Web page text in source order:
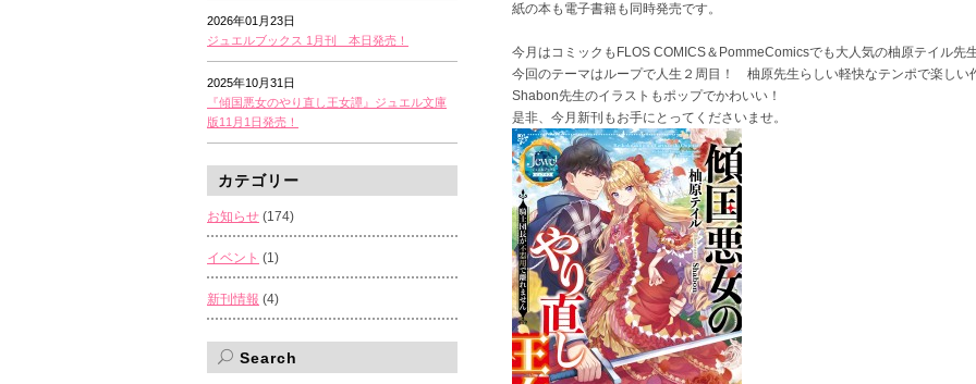
2026年01月23日
ジュエルブックス 1月刊 本日発売！
2025年10月31日
『傾国悪女のやり直し王女譚』ジュエル文庫
版11月1日発売！
カテゴリー
お知らせ (174)
イベント (1)
新刊情報 (4)
Search
紙の本も電子書籍も同時発売です。
今月はコミックもFLOS COMICS＆PommeComicsでも大人気の柚原テイル先
今回のテーマはループで人生２周目！ 柚原先生らしい軽快なテンポで楽しい
Shabon先生のイラストもポップでかわいい！
是非、今月新刊もお手にとってくださいませ。